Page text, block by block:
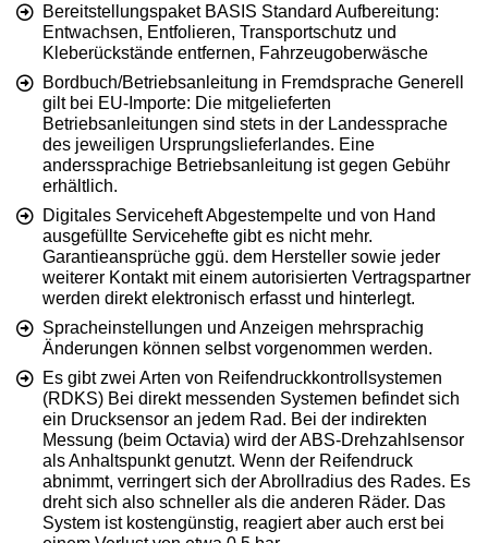
Bereitstellungspaket BASIS Standard Aufbereitung:
Entwachsen, Entfolieren, Transportschutz und
Kleberückstände entfernen, Fahrzeugoberwäsche
Bordbuch/Betriebsanleitung in Fremdsprache Generell
gilt bei EU-Importe: Die mitgelieferten
Betriebsanleitungen sind stets in der Landessprache
des jeweiligen Ursprungslieferlandes. Eine
anderssprachige Betriebsanleitung ist gegen Gebühr
erhältlich.
Digitales Serviceheft Abgestempelte und von Hand
ausgefüllte Servicehefte gibt es nicht mehr.
Garantieansprüche ggü. dem Hersteller sowie jeder
weiterer Kontakt mit einem autorisierten Vertragspartner
werden direkt elektronisch erfasst und hinterlegt.
Spracheinstellungen und Anzeigen mehrsprachig
Änderungen können selbst vorgenommen werden.
Es gibt zwei Arten von Reifendruckkontrollsystemen
(RDKS) Bei direkt messenden Systemen befindet sich
ein Drucksensor an jedem Rad. Bei der indirekten
Messung (beim Octavia) wird der ABS-Drehzahlsensor
als Anhaltspunkt genutzt. Wenn der Reifendruck
abnimmt, verringert sich der Abrollradius des Rades. Es
dreht sich also schneller als die anderen Räder. Das
System ist kostengünstig, reagiert aber auch erst bei